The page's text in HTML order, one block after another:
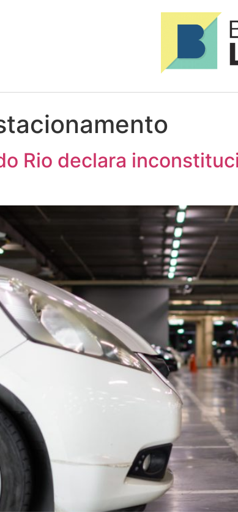
Rio declara